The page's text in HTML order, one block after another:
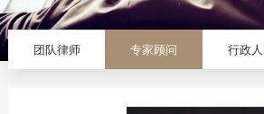
团队律师 专家顾问 行政